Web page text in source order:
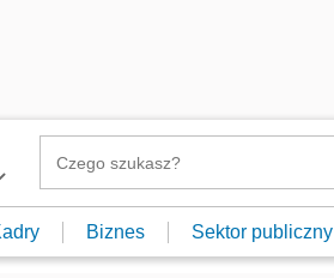
Biznes Sektor publiczny